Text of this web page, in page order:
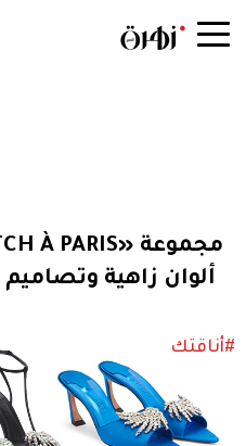
ألوان زاهية
#أناقتك